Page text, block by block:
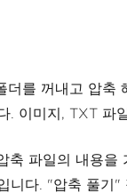
를 꺼내고 압축
. 이미지, TXT 파
파일의 내용
니다. "압축 풀기